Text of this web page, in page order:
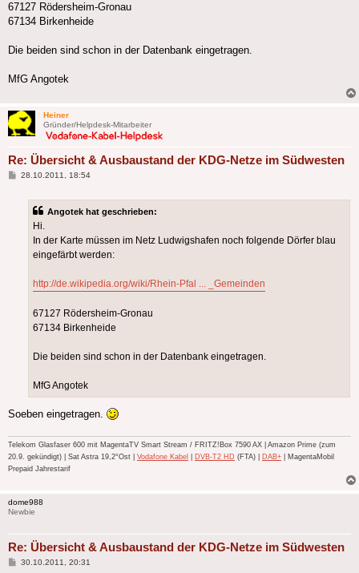
67127 Rödersheim-Gronau
67134 Birkenheide
Die beiden sind schon in der Datenbank eingetragen.
MfG Angotek
Heiner
Gründer/Helpdesk-Mitarbeiter
Re: Übersicht & Ausbaustand der KDG-Netze im Südwesten
Beitrag
28.10.2011, 18:54
Angotek hat geschrieben:
Hi.
In der Karte müssen im Netz Ludwigshafen noch folgende Dörfer blau
eingefärbt werden:
http://de.wikipedia.org/wiki/Rhein-Pfal ... _Gemeinden
67127 Rödersheim-Gronau
67134 Birkenheide
Die beiden sind schon in der Datenbank eingetragen.
MfG Angotek
Soeben eingetragen.
Telekom Glasfaser 600 mit MagentaTV Smart Stream / FRITZ!Box 7590 AX | Amazon Prime (zum
20.9. gekündigt) | Sat Astra 19,2°Ost | Vodafone Kabel DVB-T2 HD (FTA) | DAB+ | MagentaMobil
Prepaid Jahrestarif
dome988
Newbie
Re: Übersicht & Ausbaustand der KDG-Netze im Südwesten
Beitrag
30.10.2011, 20:31